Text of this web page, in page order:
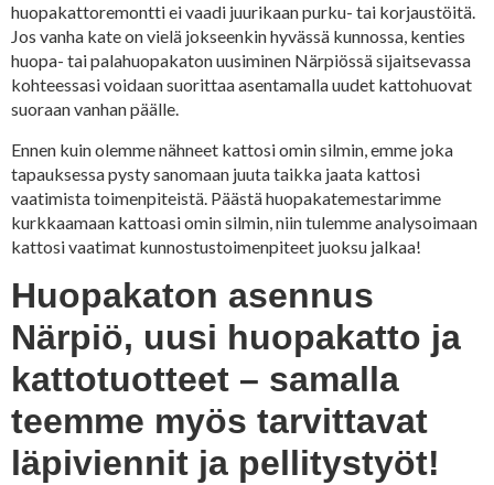
huopakattoremontti ei vaadi juurikaan purku- tai korjaustöitä.
Jos vanha kate on vielä jokseenkin hyvässä kunnossa, kenties
huopa- tai palahuopakaton uusiminen Närpiössä sijaitsevassa
kohteessasi voidaan suorittaa asentamalla uudet kattohuovat
suoraan vanhan päälle.
Ennen kuin olemme nähneet kattosi omin silmin, emme joka
tapauksessa pysty sanomaan juuta taikka jaata kattosi
vaatimista toimenpiteistä. Päästä huopakatemestarimme
kurkkaamaan kattoasi omin silmin, niin tulemme analysoimaan
kattosi vaatimat kunnostustoimenpiteet juoksu jalkaa!
Huopakaton asennus
Närpiö, uusi huopakatto ja
kattotuotteet – samalla
teemme myös tarvittavat
läpiviennit ja pellitystyöt!